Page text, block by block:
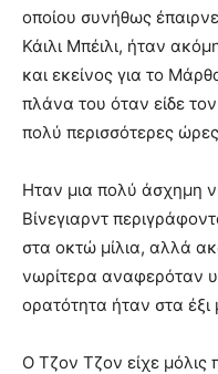
οποίου συνήθως
Κάιλι Μπέιλι, ήταν
και εκείνος για το
πλάνα του όταν είδε
πολύ περισσότερες
Ηταν μια πολύ άσχημη
Βίνεγιαρντ
στα οκτώ μίλια, αλλά
νωρίτερα αναφερόταν
ορατότητα ήταν στα έξι
Ο Τζον Τζον είχε μόλις